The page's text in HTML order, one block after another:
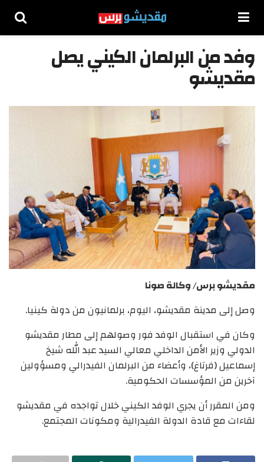
وفد من البرلمان الكيني يصل
مقديشو
مقديشو برس/ وكالة صونا
وصل إلى مدينة مقديشو، اليوم، برلمانيون من دولة كينيا.
وكان في استقبال الوفد فور وصولهم إلى مطار مقديشو
الدولي وزير الأمن الداخلي معالي السيد عبد الله شيخ
إسماعيل (فرتاغ)، وأعضاء من البرلمان الفيدرالي ومسؤولين
آخرين من المؤسسات الحكومية.
ومن المقرر أن يجري الوفد الكيني خلال تواجده في مقديشو
لقاءات مع قادة الدولة الفيدرالية ومكونات المجتمع.